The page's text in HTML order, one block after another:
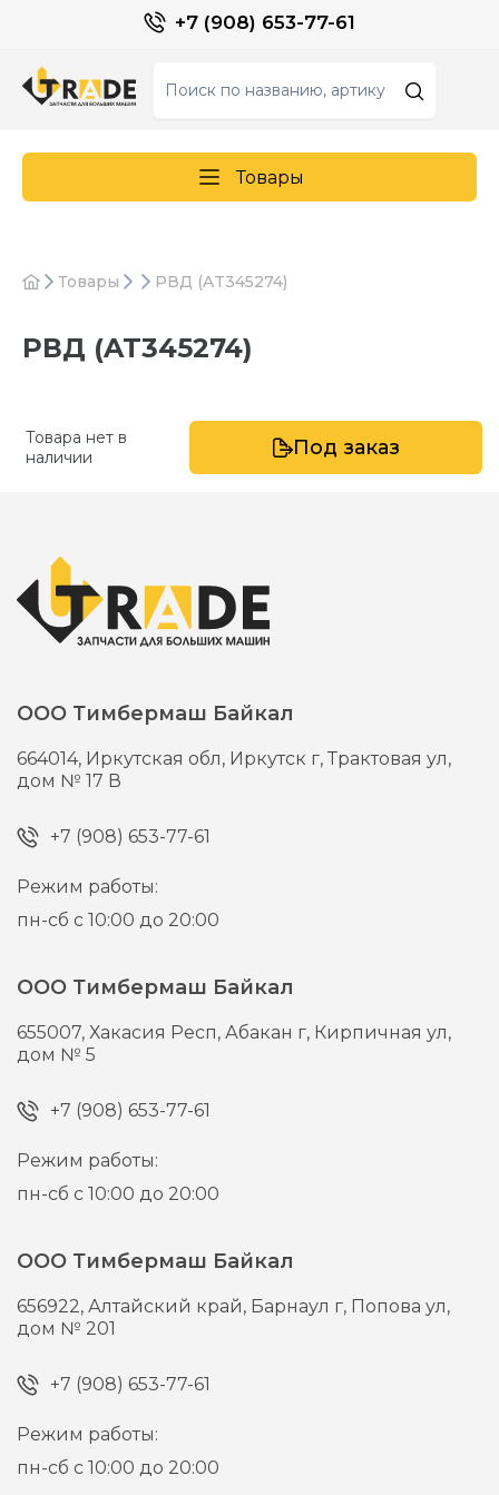
+7 (908) 653-77-61
Товары
Товары РВД (AT345274)
РВД (AT345274)
Товара нет в
наличии
Под заказ
ООО Тимбермаш Байкал
664014, Иркутская обл, Иркутск г,Трактовая ул,
дом № 17 В
+7 (908) 653-77-61
Режим работы:
пн-сб с 10:00 до 20:00
ООО Тимбермаш Байкал
655007,Хакасия Респ, Абакан г, Кирпичная ул,
дом № 5
+7 (908) 653-77-61
Режим работы:
пн-сб с 10:00 до 20:00
ООО Тимбермаш Байкал
656922,Алтайский край, Барнаул г, Попова ул,
дом № 201
+7 (908) 653-77-61
Режим работы:
пн-сб с 10:00 до 20:00